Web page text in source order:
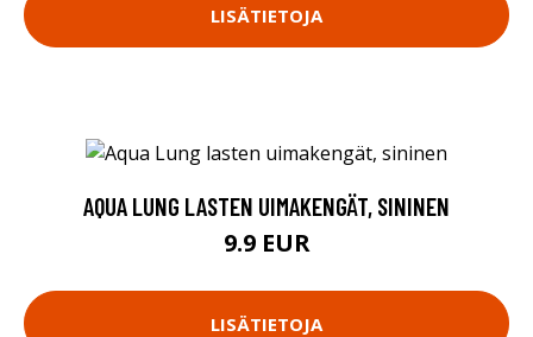
LISÄTIETOJA
AQUA LUNG LASTEN UIMAKENGÄT, SININEN
9.9 EUR
LISÄTIETOJA